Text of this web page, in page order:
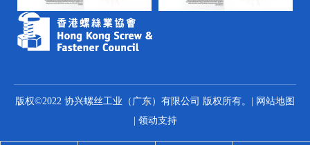
版权©2022 协兴螺丝工业（广东）有限公司 版权所有。|
网站地图
领动支持